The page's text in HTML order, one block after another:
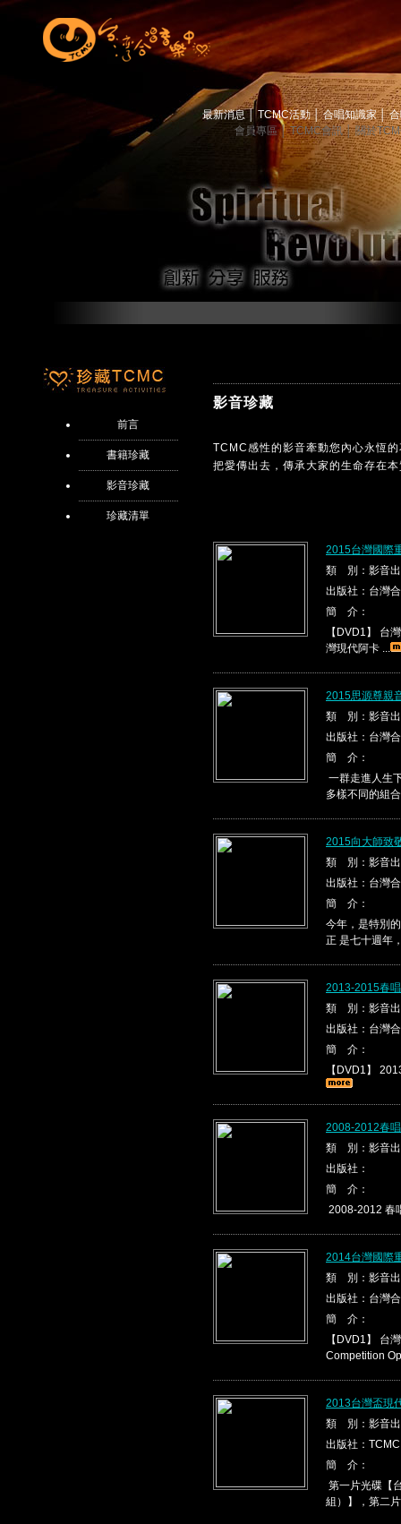
最新消息 TCMC活動│ 合唱知識家│
會員專區│ TCMC會訊│ 關於
前言
書籍珍藏
影音珍藏
珍藏清單
影音珍藏
TCMC感性的影音牽動您內心永恆
把愛傳出去，傳承大家的生命存在
2015台灣國際
類 別：影音
出版社：台灣
簡 介：
【DVD1】 台
灣現代阿卡 ...
2015思源尊親
類 別：影音
出版社：台灣
簡 介：
一群走進人生
多樣不同的組
2015向大師致
類 別：影音
出版社：台灣
簡 介：
今年，是特別
正 是七十週年
2013-2015春
類 別：影音
出版社：台灣
簡 介：
【DVD1】
2008-2012春
類 別：影音
出版社：
簡 介：
2008-2012 春
2014台灣國際
類 別：影音
出版社：台灣
簡 介：
【DVD1】 台
Competition
2013台灣盃現
類 別：影音
出版社：TCMC
簡 介：
第一片光碟【
組）】，第二